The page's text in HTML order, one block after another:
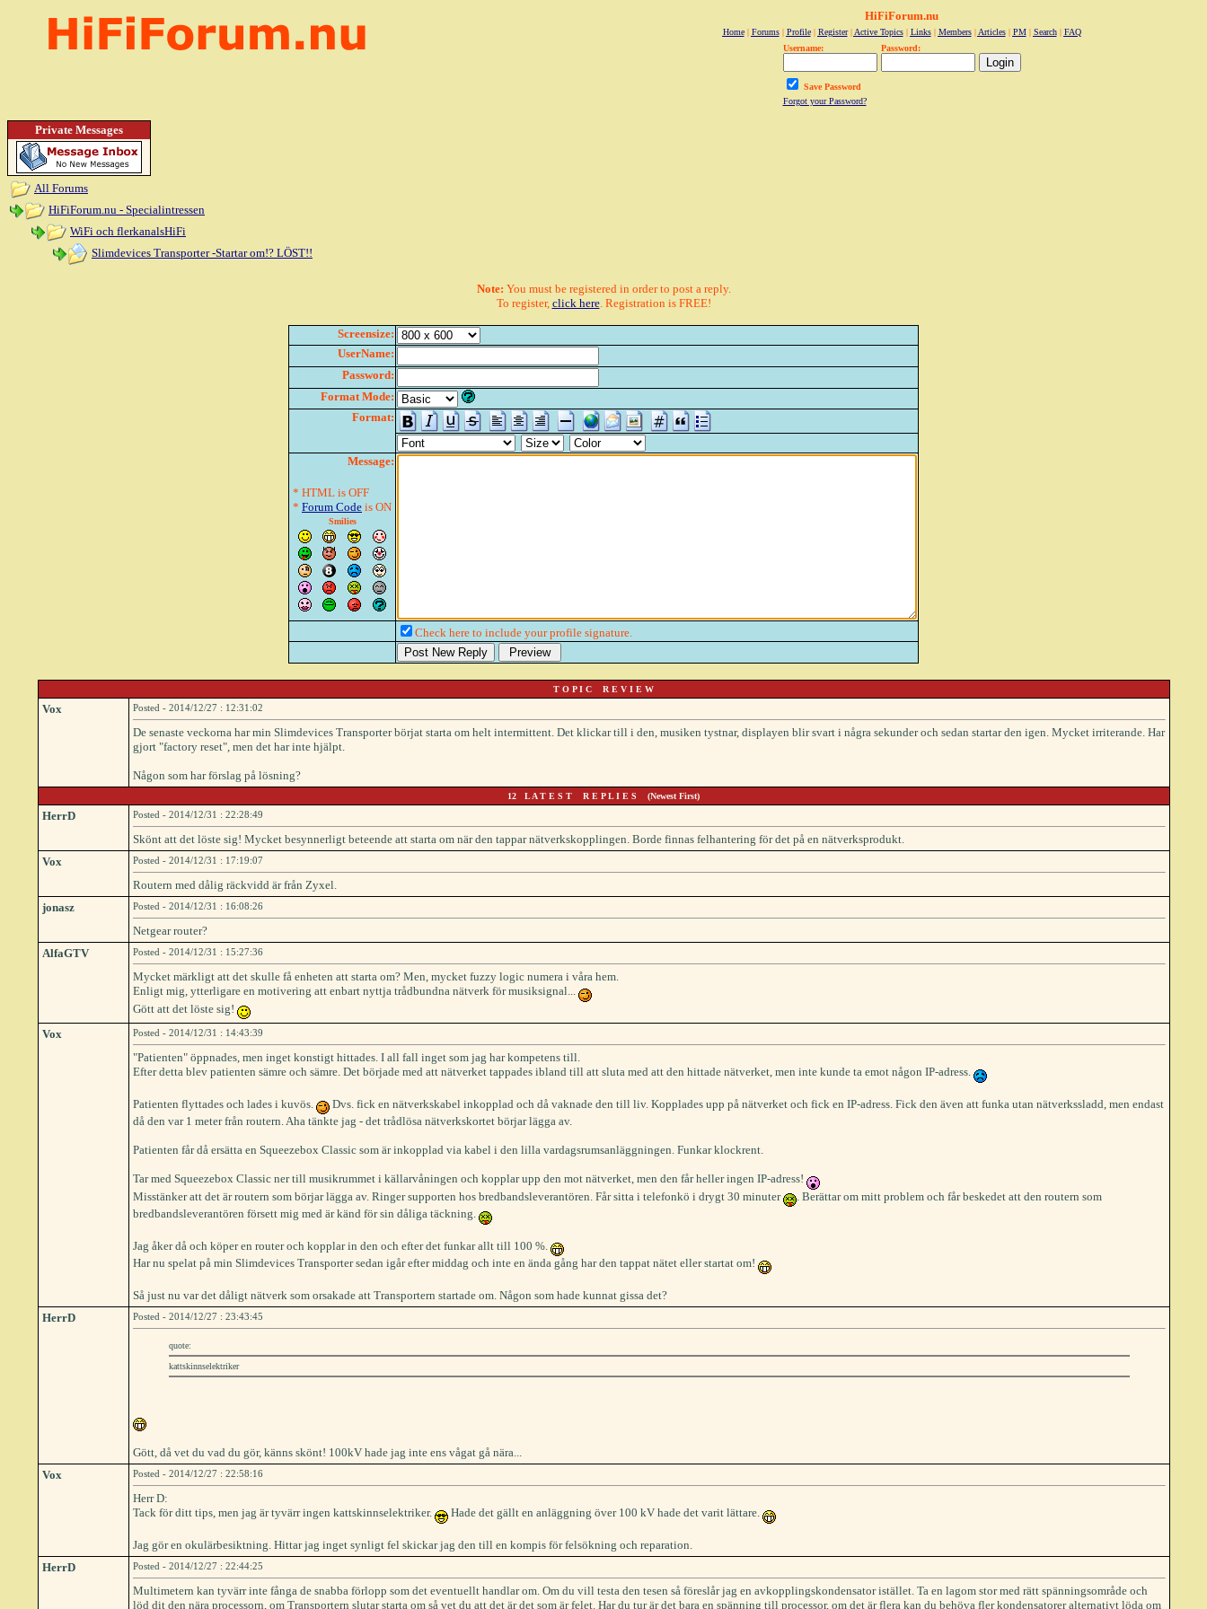
HiFiForum.nu
Home| Forums| Profile| Register| Active Topics| Links| Members| Articles| PM| Search| FAQ
Username:
Password:
Save Password
Forgot your Password?
Private Messages
All Forums
HiFiForum.nu - Specialintressen
WiFi och flerkanalsHiFi
Slimdevices Transporter -Startar om!? LÖST!!
Note: You must be registered in order to post a reply.
To register, click here. Registration is FREE!
Screensize:
UserName:
Password:
Format Mode:
Format:
Message:
* HTML is OFF
* Forum Code is ON
Smilies
Check here to include your profile signature.
T O P I C R E V I E W
Vox Posted - 2014/12/27 : 12:31:02
De senaste veckorna har min Slimdevices Transporter börjat starta om helt intermittent. Det klickar till i den, musiken tystnar, displayen blir svart i några sekunder och sedan startar den igen. Mycket irriterande. Har
gjort "factory reset", men det har inte hjälpt.
Någon som har förslag på lösning?
12 L A T E S T R E P L I E S (Newest First)
HerrD Posted - 2014/12/31 : 22:28:49
Skönt att det löste sig! Mycket besynnerligt beteende att starta om när den tappar nätverkskopplingen. Borde finnas felhantering för det på en nätverksprodukt.
Vox
Posted - 2014/12/31 : 17:19:07
Routern med dålig räckvidd är från Zyxel.
jonasz
Posted - 2014/12/31 : 16:08:26
Netgear router?
AlfaGTV
Posted - 2014/12/31 : 15:27:36
Mycket märkligt att det skulle få enheten att starta om? Men, mycket fuzzy logic numera i våra hem.
Enligt mig, ytterligare en motivering att enbart nyttja trådbundna nätverk för musiksignal...
Gött att det löste sig!
Vox
Posted - 2014/12/31 : 14:43:39
"Patienten" öppnades, men inget konstigt hittades. I all fall inget som jag har kompetens till.
Efter detta blev patienten sämre och sämre. Det började med att nätverket tappades ibland till att sluta med att den hittade nätverket, men inte kunde ta emot någon IP-adress.
Patienten flyttades och lades i kuvös.
Dvs. fick en nätverkskabel inkopplad och då vaknade den till liv. Kopplades upp på nätverket och fick en IP-adress. Fick den även att funka utan nätverkssladd, men endast
då den var 1 meter från routern. Aha tänkte jag - det trådlösa nätverkskortet börjar lägga av.
Patienten får då ersätta en Squeezebox Classic som är inkopplad via kabel i den lilla vardagsrumsanläggningen. Funkar klockrent.
Tar med Squeezebox Classic ner till musikrummet i källarvåningen och kopplar upp den mot nätverket, men den får heller ingen IP-adress!
Misstänker att det är routern som börjar lägga av. Ringer supporten hos bredbandsleverantören. Får sitta i telefonkö i drygt 30 minuter
. Berättar om mitt problem och får beskedet att den routern som
bredbandsleverantören försett mig med är känd för sin dåliga täckning.
Jag åker då och köper en router och kopplar in den och efter det funkar allt till 100 %.
Har nu spelat på min Slimdevices Transporter sedan igår efter middag och inte en ända gång har den tappat nätet eller startat om!
Så just nu var det dåligt nätverk som orsakade att Transportern startade om. Någon som hade kunnat gissa det?
HerrD
Posted - 2014/12/27 : 23:43:45
quote:
kattskinnselektriker
Gött, då vet du vad du gör, känns skönt! 100kV hade jag inte ens vågat gå nära...
Vox
Posted - 2014/12/27 : 22:58:16
Herr D:
Tack för ditt tips, men jag är tyvärr ingen kattskinnselektriker.
Hade det gällt en anläggning över 100 kV hade det varit lättare.
Jag gör en okulärbesiktning. Hittar jag inget synligt fel skickar jag den till en kompis för felsökning och reparation.
HerrD
Posted - 2014/12/27 : 22:44:25
Multimetern kan tyvärr inte fånga de snabba förlopp som det eventuellt handlar om. Om du vill testa den tesen så föreslår jag en avkopplingskondensator istället. Ta en lagom stor med rätt spänningsområde och
löd dit den nära processorn, om Transportern slutar starta om så vet du att det är det som är felet. Har du tur är det bara en spänning till processor, om det är flera kan du behöva fler kondensatorer alternativt löda om